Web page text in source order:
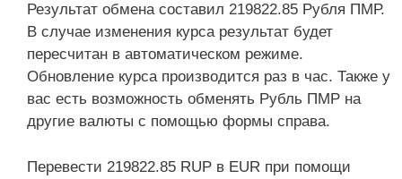
Результат обмена составил 219822.85 Рубля ПМР.
В случае изменения курса результат будет
пересчитан в автоматическом режиме.
Обновление курса производится раз в час. Также у
вас есть возможность обменять Рубль ПМР на
другие валюты с помощью формы справа.
Перевести 219822.85 RUP в EUR при помощи